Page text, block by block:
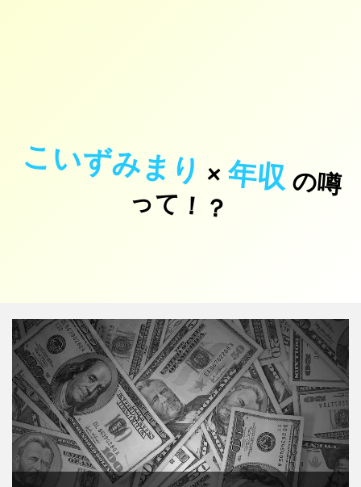
こいずみまり ×年収の
噂
っ
て
！
？